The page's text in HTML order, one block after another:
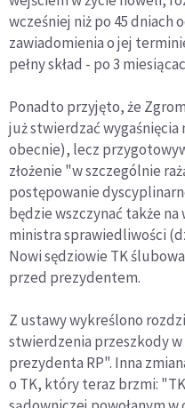
wcześniej niż po 45 dniach
zawiadomienia o jej
pełny skład - po 3
Ponadto przyjęto, że
już stwierdzać
obecnie), lecz
złożenie "w szczególnie
postępowanie
będzie wszczynać także
ministra sprawiedliwości
Nowi sędziowie TK
przed prezydentem.
Z ustawy wykreślono
stwierdzenia przeszkody
prezydenta RP". Inna
o TK, który teraz brzmi: